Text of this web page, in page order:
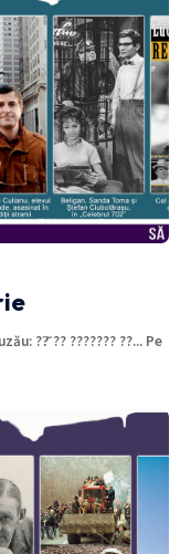
??̆ ?? ??????? ??... Pe